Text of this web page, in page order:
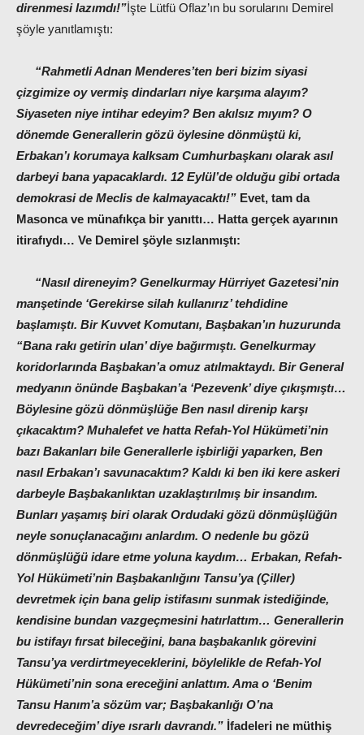
direnmesi lazımdı!”İşte Lütfü Oflaz’ın bu sorularını Demirel
şöyle yanıtlamıştı:
“Rahmetli Adnan Menderes’ten beri bizim siyasi
çizgimize oy vermiş dindarları niye karşıma alayım?
Siyaseten niye intihar edeyim? Ben akılsız mıyım? O
dönemde Generallerin gözü öylesine dönmüştü ki,
Erbakan’ı korumaya kalksam Cumhurbaşkanı olarak asıl
darbeyi bana yapacaklardı. 12 Eylül’de olduğu gibi ortada
demokrasi de Meclis de kalmayacaktı!” Evet, tam da
Masonca ve münafıkça bir yanıttı… Hatta gerçek ayarının
itirafıydı… Ve Demirel şöyle sızlanmıştı:
“Nasıl direneyim? Genelkurmay Hürriyet Gazetesi’nin
manşetinde ‘Gerekirse silah kullanırız’ tehdidine
başlamıştı. Bir Kuvvet Komutanı, Başbakan’ın huzurunda
“Bana rakı getirin ulan’ diye bağırmıştı. Genelkurmay
koridorlarında Başbakan’a omuz atılmaktaydı. Bir General
medyanın önünde Başbakan’a ‘Pezevenk’ diye çıkışmıştı…
Böylesine gözü dönmüşlüğe Ben nasıl direnip karşı
çıkacaktım? Muhalefet ve hatta Refah-Yol Hükümeti’nin
bazı Bakanları bile Generallerle işbirliği yaparken, Ben
nasıl Erbakan’ı savunacaktım? Kaldı ki ben iki kere askeri
darbeyle Başbakanlıktan uzaklaştırılmış bir insandım.
Bunları yaşamış biri olarak Ordudaki gözü dönmüşlüğün
neyle sonuçlanacağını anlardım. O nedenle bu gözü
dönmüşlüğü idare etme yoluna kaydım… Erbakan, Refah-
Yol Hükümeti’nin Başbakanlığını Tansu’ya (Çiller)
devretmek için bana gelip istifasını sunmak istediğinde,
kendisine bundan vazgeçmesini hatırlattım… Generallerin
bu istifayı fırsat bileceğini, bana başbakanlık görevini
Tansu’ya verdirtmeyeceklerini, böylelikle de Refah-Yol
Hükümeti’nin sona ereceğini anlattım. Ama o ‘Benim
Tansu Hanım’a sözüm var; Başbakanlığı O’na
devredeceğim’ diye ısrarlı davrandı.” İfadeleri ne müthiş